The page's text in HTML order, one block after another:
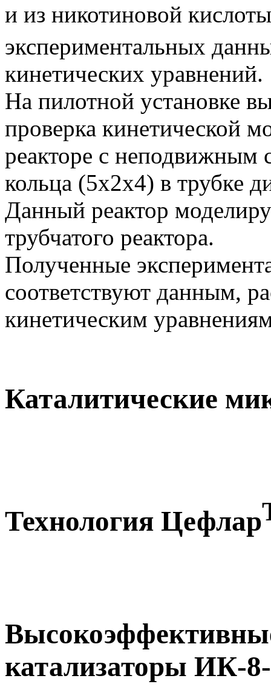
и из никотиновой
экспериментальных
кинетических уравнений.
На пилотной установке
проверка кинетической
реакторе с неподвижным
кольца (5х2х4) в трубке
Данный реактор
трубчатого реактора.
Полученные
соответствуют данным,
кинетическим
Каталитические
Технология Цефлар
катализаторы ИК-